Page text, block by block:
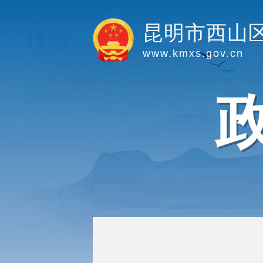
昆明市西山
www.kmxs.gov.cn